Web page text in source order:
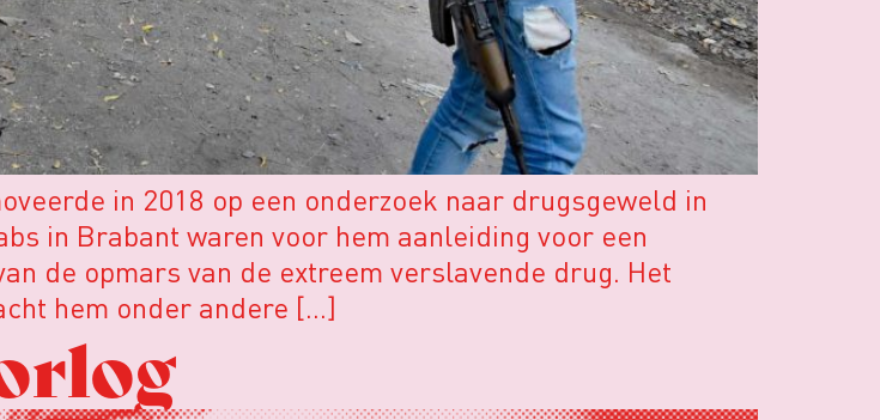
in 2018 op een onderzoek naar drugsgeweld in
in Brabant waren voor hem aanleiding voor een
de opmars van de extreem verslavende drug. Het
hem onder andere […]